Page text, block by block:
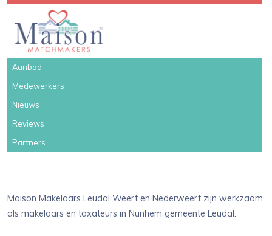
Aanbod
Medewerkers
Nieuws
Reviews
Partners
Maison Makelaars Leudal Weert en Nederweert zijn werkzaam
als makelaars en taxateurs in Nunhem gemeente Leudal.